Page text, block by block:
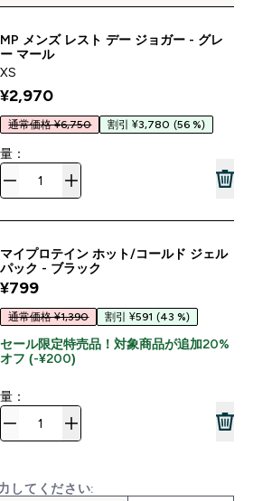
MP メンズ レスト デー ジョガー - グレ
ー マール
XS
¥2,970‎
通常価格 ¥6,750 割引 ¥3,780 (56 %)
量：
マイプロテイン ホット/コールド ジェル
パック - ブラック
¥799‎
通常価格 ¥1,390 割引 ¥591 (43 %)
セール限定特売品！対象商品が追加20%
オフ (-¥200)
量：
してください: